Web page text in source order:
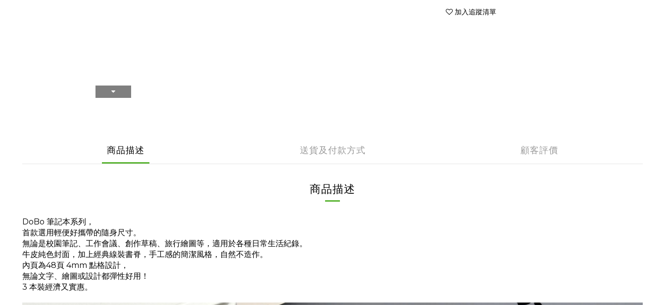
加入追蹤清單
商品描述 送貨及付款方式 顧客評價
商品描述
DoBo 筆記本系列，
首款選用輕便好攜帶的隨身尺寸。
無論是校園筆記、工作會議、創作草稿、旅行繪圖等，適用於各種日常生活紀錄。
牛皮純色封面，加上經典線裝書脊，手工感的簡潔風格，自然不造作。
內頁為48頁 4mm 點格設計，
無論文字、繪圖或設計都彈性好用！
3 本裝經濟又實惠。